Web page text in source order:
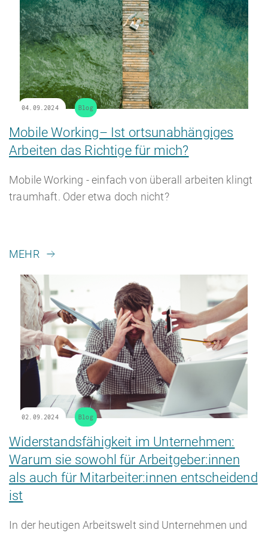
04.09.2024 Blog
Mobile Working– Ist ortsunabhängiges
Arbeiten das Richtige für mich?
Mobile Working - einfach von überall arbeiten klingt
traumhaft. Oder etwa doch nicht?
MEHR
02.09.2024 Blog
Widerstandsfähigkeit im Unternehmen:
Warum sie sowohl für Arbeitgeber:innen
als auch für Mitarbeiter:innen entscheidend
ist
In der heutigen Arbeitswelt sind Unternehmen und